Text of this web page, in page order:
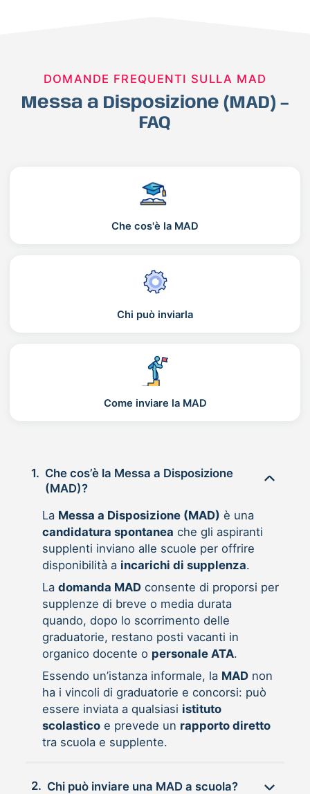
DOMANDE FREQUENTI SULLA MAD
Messa a Disposizione (MAD) –
FAQ
Che cos'è la MAD
Chi può inviarla
Come inviare la MAD
1. Che cos’è la Messa a Disposizione
(MAD)?
La Messa a Disposizione (MAD) è una
candidatura spontanea che gli aspiranti
supplenti inviano alle scuole per offrire
disponibilità a incarichi di supplenza.
La domanda MADconsente di proporsi per
supplenze di breve o media durata
quando, dopo lo scorrimento delle
graduatorie, restano posti vacanti in
organico docente o personale ATA.
Essendo un’istanza informale, la MADnon
ha i vincoli di graduatorie e concorsi: può
essere inviata a qualsiasi istituto
scolasticoe prevede un rapporto diretto
tra scuola e supplente.
2. Chi può inviare una MAD a scuola?